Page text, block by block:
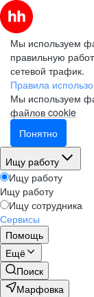
Мы используем
правильную
сетевой трафик.
Правила
Мы используем
файлов cookie
Понятно
Ищу работу
Ищу работу
Ищу работу
Ищу сотрудника
Сервисы
Помощь
Ещё
Поиск
Марфовка